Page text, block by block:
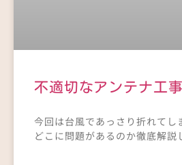
不適切なアンテナ工
今回は台風であっさり折れて
どこに問題があるのか徹底解